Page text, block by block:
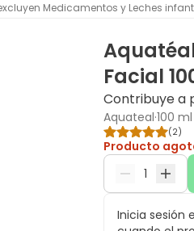
Medicamentos y Leches
Facial
Contribuye a
Aquateal·100 ml
(2)
Producto
Inicia sesión